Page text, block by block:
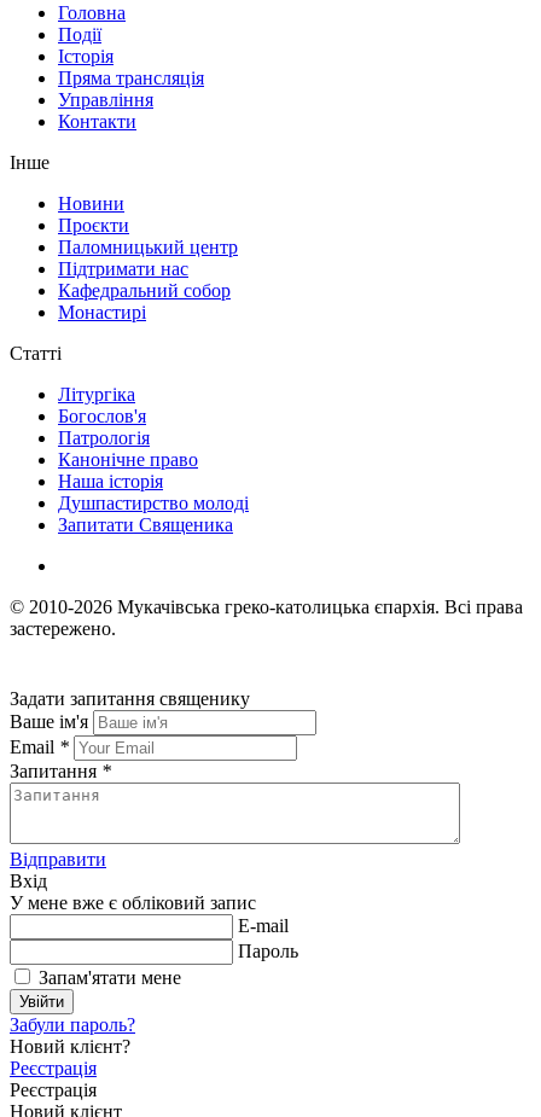
Головна
Події
Історія
Пряма трансляція
Управління
Контакти
Інше
Новини
Проєкти
Паломницький центр
Підтримати нас
Кафедральний собор
Монастирі
Статті
Літургіка
Богослов'я
Патрологія
Канонічне право
Наша історія
Душпастирство молоді
Запитати Священика
© 2010-2026 Мукачівська греко-католицька єпархія. Всі права
застережено.
Задати запитання священику
Ваше ім'я
Email *
Запитання *
Відправити
Вхід
У мене вже є обліковий запис
E-mail
Пароль
Запам'ятати мене
Увійти
Забули пароль?
Новий клієнт?
Реєстрація
Реєстрація
Новий клієнт